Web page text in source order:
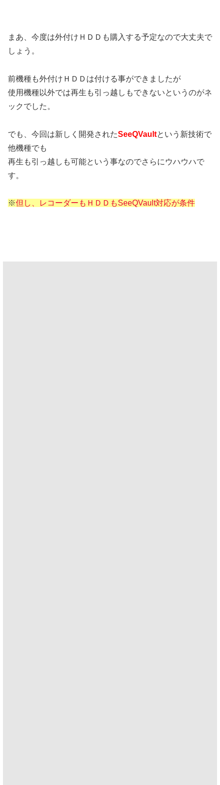
まあ、今度は外付けＨＤＤも購入する予定なので大丈夫で
しょう。
前機種も外付けＨＤＤは付ける事ができましたが
使用機種以外では再生も引っ越しもできないというのがネ
ックでした。
でも、今回は新しく開発されたSeeQVaultという新技術で
他機種でも
再生も引っ越しも可能という事なのでさらにウハウハで
す。
※但し、レコーダーもＨＤＤもSeeQVault対応が条件